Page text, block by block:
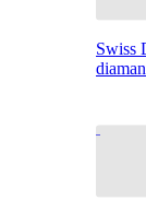
Swiss